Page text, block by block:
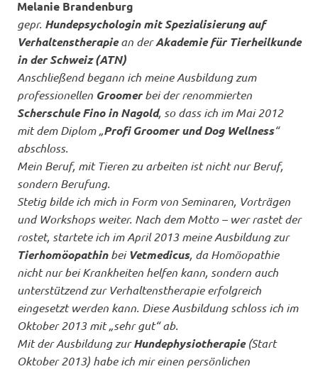
Melanie Brandenburg
gepr. Hundepsychologin mit Spezialisierung auf
Verhaltenstherapiean derAkademie für Tierheilkunde
in der Schweiz (ATN)
Anschließend begann ich meine Ausbildung zum
professionellen Groomerbei der renommierten
Scherschule Fino in Nagold, so dass ich im Mai 2012
mit dem Diplom „Profi Groomer und Dog Wellness“
abschloss.
Mein Beruf, mit Tieren zu arbeiten ist nicht nur Beruf,
sondern Berufung.
Stetig bilde ich mich in Form von Seminaren, Vorträgen
und Workshops weiter. Nach dem Motto – wer rastet der
rostet, startete ich im April 2013 meine Ausbildung zur
TierhomöopathinbeiVetmedicus, da Homöopathie
nicht nur bei Krankheiten helfen kann, sondern auch
unterstützend zur Verhaltenstherapie erfolgreich
eingesetzt werden kann. Diese Ausbildung schloss ich im
Oktober 2013 mit „sehr gut“ ab.
Mit der Ausbildung zurHundephysiotherapie(Start
Oktober 2013) habe ich mir einen persönlichen